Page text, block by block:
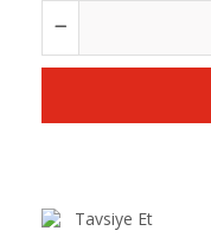
Tavsiye Et